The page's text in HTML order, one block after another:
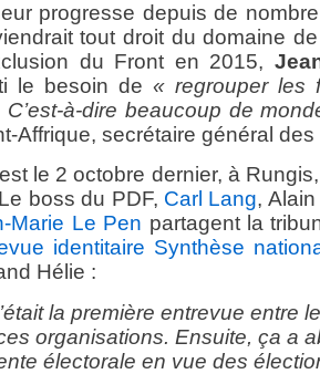
progresse depuis de
tout droit du domaine
du Front en 2015,
le besoin de « regrouper les
C’est-à-dire beaucoup de
Affrique, secrétaire général
le 2 octobre dernier, à
boss du PDF, Carl Lang,
Marie Le Pen partagent la
identitaire Synthèse
Hélie :
la première entrevue entre
organisations. Ensuite, ça a
électorale en vue des